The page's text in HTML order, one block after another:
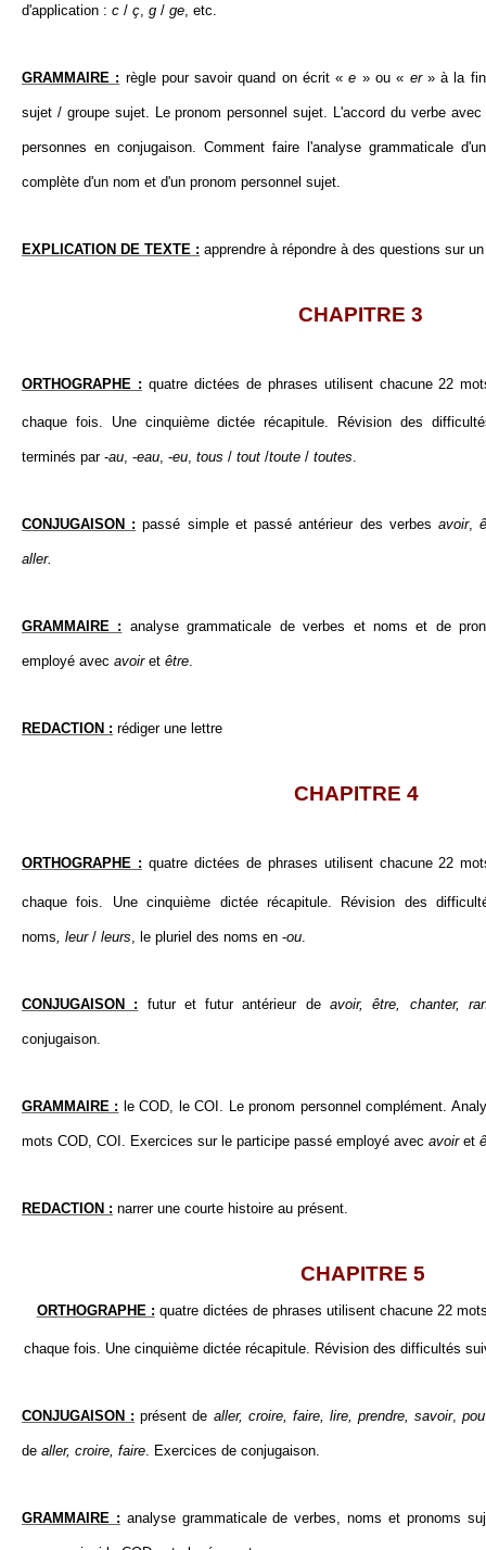
d'application : c / ç g / ge , etc.
GRAMMAIRE : règle pour savoir quand on écrit «e » ou « er» à la fin
sujet / groupe sujet. Le pronom personnel sujet. L'accord du verbe
personnes en conjugaison. Comment faire l'analyse grammaticale
complète d'un nom et d'un pronom personnel sujet.
EXPLICATION DE TEXTE : apprendre à répondre à des questions sur
CHAPITRE 3
ORTHOGRAPHE : quatre dictées de phrases utilisent chacune 22
chaque fois. Une cinquième dictée récapitule. Révision des
terminés par -au, -eau, -eu, tous / tout /toute / toutes.
CONJUGAISON : passé simple et passé antérieur des verbes avoir,
aller.
GRAMMAIRE : analyse grammaticale de verbes et noms et de
employé avec avoiret être.
REDACTION : rédiger une lettre
CHAPITRE 4
ORTHOGRAPHE : quatre dictées de phrases utilisent chacune 22
chaque fois. Une cinquième dictée récapitule. Révision des
noms leur/ leurs , le pluriel des noms en -ou
CONJUGAISON : futur et futur antérieur deavoir, être, chanter,
conjugaison.
GRAMMAIRE : le COD, le COI. Le pronom personnel complément.
mots COD, COI. Exercices sur le participe passé employé avec avoiret
REDACTION : narrer une courte histoire au présent.
CHAPITRE 5
ORTHOGRAPHE : quatre dictées de phrases utilisent chacune 22
chaque fois. Une cinquième dictée récapitule. Révision des difficultés
CONJUGAISON : présent de aller, croire, faire, lire, prendre, savoir,
de aller, croire, faire. Exercices de conjugaison.
GRAMMAIRE : analyse grammaticale de verbes, noms et pronoms